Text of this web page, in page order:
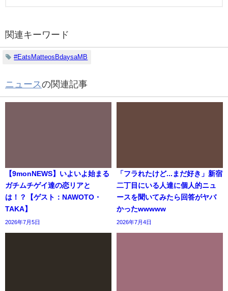
関連キーワード
#EatsMatteosBdaysaMB
ニュースの関連記事
【9monNEWS】いよいよ始まる
ガチムチゲイ達の恋リアと
は！？【ゲスト：NAWOTO・
TAKA】
2026年7月5日
「フラれたけど...まだ好き」新宿
二丁目にいる人達に個人的ニュ
ースを聞いてみたら回答がヤバ
かったwwwww
2026年7月4日